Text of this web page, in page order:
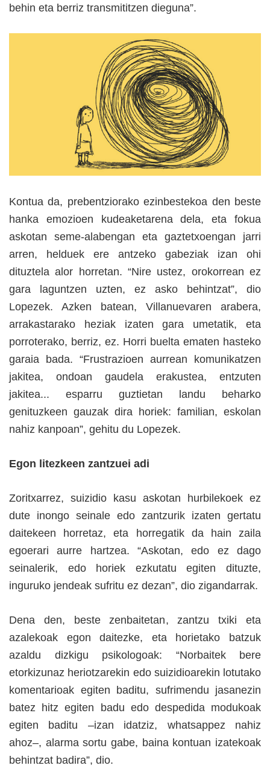
behin eta berriz transmititzen dieguna”.
Kontua da, prebentziorako ezinbestekoa den beste
hanka emozioen kudeaketarena dela, eta fokua
askotan seme-alabengan eta gaztetxoengan jarri
arren, helduek ere antzeko gabeziak izan ohi
dituztela alor horretan. “Nire ustez, orokorrean ez
gara laguntzen uzten, ez asko behintzat”, dio
Lopezek. Azken batean, Villanuevaren arabera,
arrakastarako heziak izaten gara umetatik, eta
porroterako, berriz, ez. Horri buelta ematen hasteko
garaia bada. “Frustrazioen aurrean komunikatzen
jakitea, ondoan gaudela erakustea, entzuten
jakitea... esparru guztietan landu beharko
genituzkeen gauzak dira horiek: familian, eskolan
nahiz kanpoan”, gehitu du Lopezek.
Egon litezkeen zantzuei adi
Zoritxarrez, suizidio kasu askotan hurbilekoek ez
dute inongo seinale edo zantzurik izaten gertatu
daitekeen horretaz, eta horregatik da hain zaila
egoerari aurre hartzea. “Askotan, edo ez dago
seinalerik, edo horiek ezkutatu egiten dituzte,
inguruko jendeak sufritu ez dezan”, dio zigandarrak.
Dena den, beste zenbaitetan, zantzu txiki eta
azalekoak egon daitezke, eta horietako batzuk
azaldu dizkigu psikologoak: “Norbaitek bere
etorkizunaz heriotzarekin edo suizidioarekin lotutako
komentarioak egiten baditu, sufrimendu jasanezin
batez hitz egiten badu edo despedida modukoak
egiten baditu –izan idatziz, whatsappez nahiz
ahoz–, alarma sortu gabe, baina kontuan izatekoak
behintzat badira”, dio.